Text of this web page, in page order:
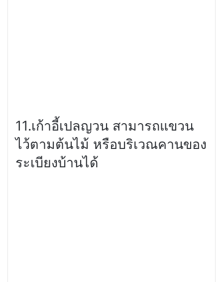
11.เก้าอี้เปลญวน สามารถแขวน
ไว้ตามต้นไม้ หรือบริเวณคานของ
ระเบียงบ้านได้